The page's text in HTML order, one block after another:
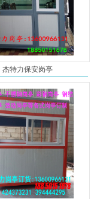
杰特力保安岗亭